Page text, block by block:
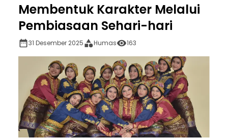
Membentuk Karakter Melalui
Pembiasaan Sehari-hari
31 Desember 2025 Humas 163